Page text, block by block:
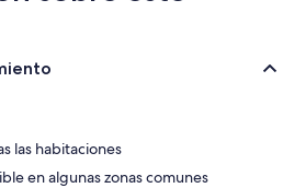
las habitaciones
en algunas zonas comunes